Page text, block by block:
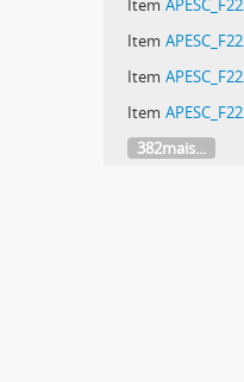
Item
Item
Item
Item APESC_F2228 -
382mais...